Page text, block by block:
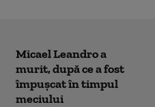
Micael Leandro a
murit, după ce a fost
împușcat în timpul
meciului